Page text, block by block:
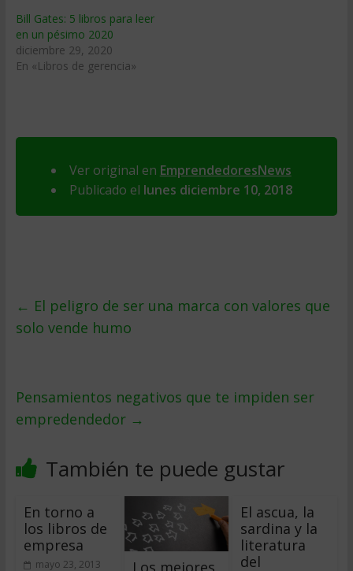
Bill Gates: 5 libros para leer
en un pésimo 2020
diciembre 29, 2020
En «Libros de gerencia»
Ver original en EmprendedoresNews
Publicado el lunes diciembre 10, 2018
← El peligro de ser una marca con valores que
solo vende humo
Pensamientos negativos que te impiden ser
empredendedor →
También te puede gustar
En torno a
los libros de
empresa
mayo 23, 2013
Los mejores
El ascua, la
sardina y la
literatura
del